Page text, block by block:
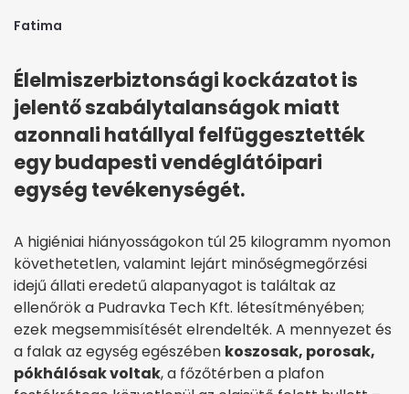
Fatima
Élelmiszerbiztonsági kockázatot is
jelentő szabálytalanságok miatt
azonnali hatállyal felfüggesztették
egy budapesti vendéglátóipari
egység tevékenységét.
A higiéniai hiányosságokon túl 25 kilogramm nyomon
követhetetlen, valamint lejárt minőségmegőrzési
idejű állati eredetű alapanyagot is találtak az
ellenőrök a Pudravka Tech Kft. létesítményében;
ezek megsemmisítését elrendelték. A mennyezet és
a falak az egység egészében koszosak, porosak,
pókhálósak voltak, a főzőtérben a plafon